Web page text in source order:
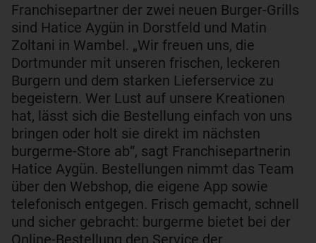
Franchisepartner der zwei neuen Burger-Grills
sind Hatice Aygün in Dorstfeld und Matin
Zoltani in Wambel. „Wir freuen uns, die
Dortmunder mit unseren frischen, leckeren
Burgern und dem starken Lieferservice zu
begeistern. Wer Lust auf unsere Kreationen
hat, lässt sich die Bestellung einfach von uns
bringen oder holt sie direkt im nächsten
burgerme-Store ab“, sagt Franchisepartnerin
Hatice Aygün. Bestellungen nimmt das Team
über den Webshop, die eigene App sowie
telefonisch entgegen. Frisch gemacht, schnell
und sicher gebracht: burgerme bietet bei der
Online-Bestellung den Service der